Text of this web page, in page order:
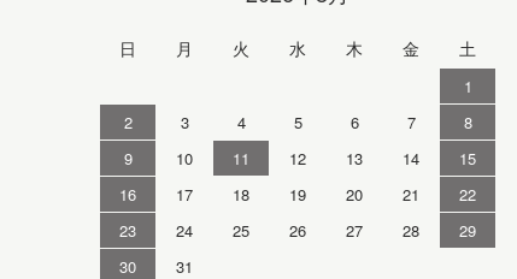
日 月 火 水 木 金 土
1
2
3 4 5 6 7
8
9
10 11 12 13 14
15
16
17 18 19 20 21
22
23
24 25 26 27 28
29
30
31